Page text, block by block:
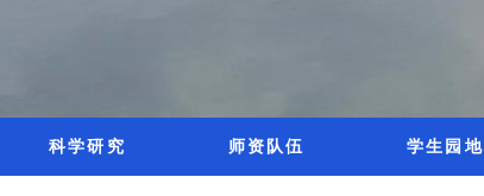
科学研究 师资队伍 学生园地